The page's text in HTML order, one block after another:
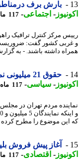
بارش برف درمناطق
-اجتماعی-117 ماه پیش - چهارشنبه 24 آذر 1395، 10:57
مرکز کنترل ترافیک راهور
کشور گفت: ضروریست
داشته باشند. - به گزارش
حقوق 21 میلیونی نمایندگان دروغ است
-سیاسی-117 ماه پیش - چهارشنبه 24 آذر 1395، 10:47
و
موضوع را مطرح کرده
آغاز پیش فروش بلیت
-اقتصادی-117 ماه پیش - چهارشنبه 24 آذر 1395، 10:07